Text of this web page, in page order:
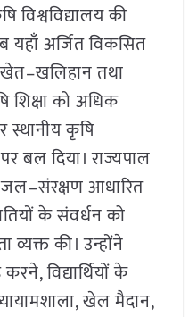
विश्वविद्यालय की
यहाँ अर्जित विकसित
तथा
शिक्षा को अधिक
स्थानीय कृषि
दिया। राज्यपाल
आधारित
के संवर्धन को
की। उन्होंने
विद्यार्थियों के
खेल मैदान,